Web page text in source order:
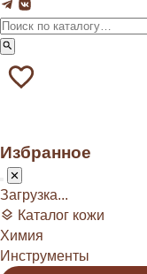
Избранное
Загрузка...
Каталог кожи
Химия
Инструменты